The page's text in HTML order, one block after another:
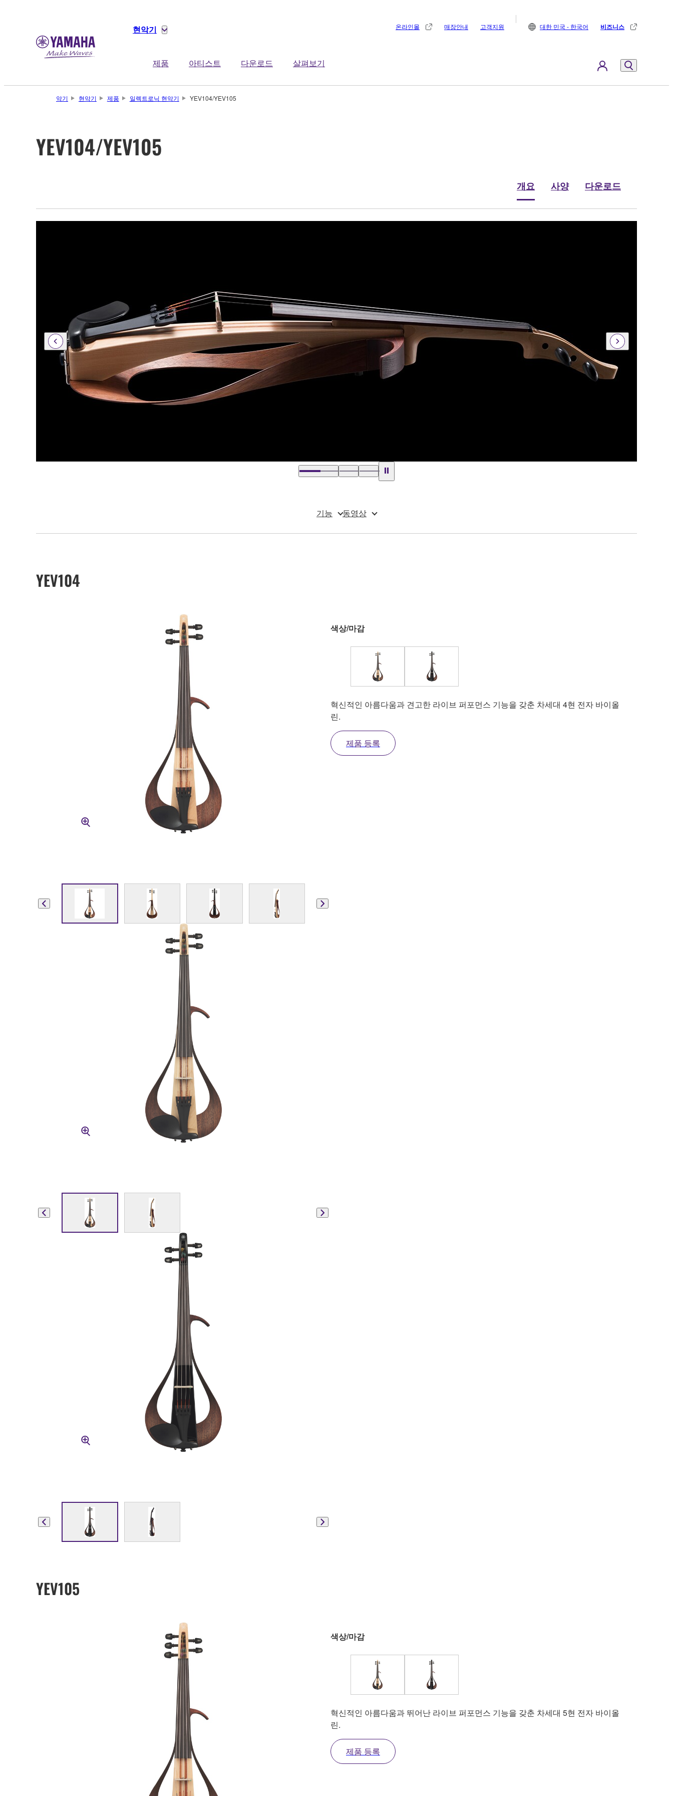
현악기
제품 아티스트 다운로드 살펴보기
온라인몰 매장안내 고객지원 대한 민국 - 한국어 비즈니스
악기 현악기 제품 일렉트로닉 현악기 YEV104/YEV105
YEV104/YEV105
개요 사양 다운로드
기능 동영상
YEV104
색상/마감
혁신적인 아름다움과 견고한 라이브 퍼포먼스 기능을 갖춘 차세대 4현 전자 바이올
린.
제품 등록
YEV105
색상/마감
혁신적인 아름다움과 뛰어난 라이브 퍼포먼스 기능을 갖춘 차세대 5현 전자 바이올
린.
제품 등록